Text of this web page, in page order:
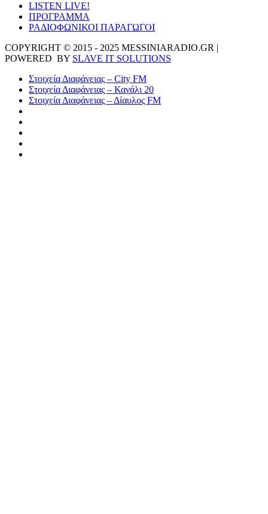
LISTEN LIVE!
ΠΡΟΓΡΑΜΜΑ
ΡΑΔΙΟΦΩΝΙΚΟΙ ΠΑΡΑΓΩΓΟΙ
COPYRIGHT © 2015 - 2025 MESSINIARADIO.GR |
POWERED BY SLAVE IT SOLUTIONS
Στοιχεία Διαφάνειας – City FM
Στοιχεία Διαφάνειας – Κανάλι 20
Στοιχεία Διαφάνειας – Δίαυλος FM